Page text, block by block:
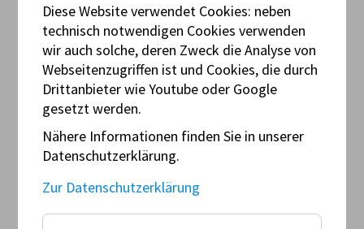
Sie haben Fragen rund um den
österreichischen Motorsport?
Kontaktieren Sie uns:
Austrian Motorsport Federation AMF/ÖAMTC
Baumgasse 129, 1030 Wien
Tel. +43 (0)1 711 99 33000 austria-
motorsport@oeamtc.at
Diese Website verwendet Cookies: neben
technisch notwendigen Cookies verwenden
wir auch solche, deren Zweck die Analyse von
Webseitenzugriffen ist und Cookies, die durch
Drittanbieter wie Youtube oder Google
gesetzt werden.
Nähere Informationen finden Sie in unserer
Datenschutzerklärung.
Zur Datenschutzerklärung